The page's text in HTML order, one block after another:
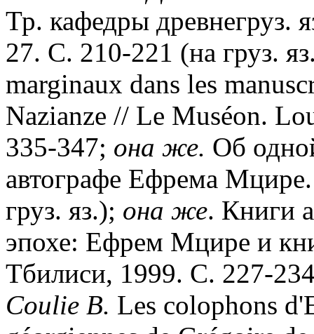
Тр. кафедры
27. С. 210-221 (на груз.
marginaux dans les
Nazianze // Le Muséon.
335-347; она же. Об
автографе Ефрема
груз. яз.); она же. Книги
эпохе: Ефрем Мцире и
Тбилиси, 1999. С. 227-
Coulie B. Les colophons